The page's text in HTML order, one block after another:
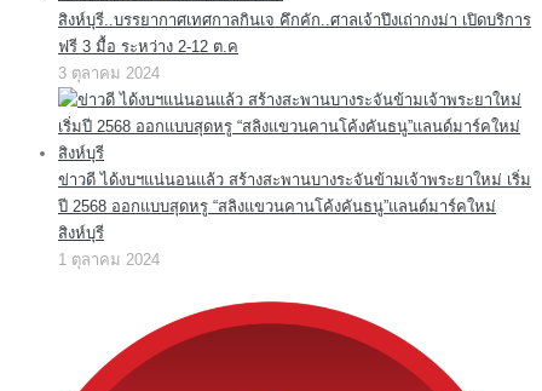
สิงห์บุรี..บรรยากาศเทศกาลกินเจ คึกคัก..ศาลเจ้าปึงเถ่ากงม่า เปิดบริการ
ฟรี 3 มื้อ ระหว่าง 2-12 ต.ค
3 ตุลาคม 2024
ข่าวดี ได้งบฯแน่นอนแล้ว สร้างสะพานบางระจันข้ามเจ้าพระยาใหม่ เริ่ม
ปี 2568 ออกแบบสุดหรู “สลิงแขวนคานโค้งคันธนู”แลนด์มาร์คใหม่
สิงห์บุรี
1 ตุลาคม 2024